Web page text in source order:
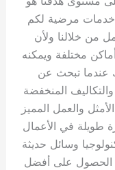
خدمات مرضية لكم
من خلالنا ولأن
مختلفة ويمكنه
عندما تبحث عن
المنخفضة
والعمل المميز
طويلة في الأعمال
وسائل حديثة
الحصول على أفضل